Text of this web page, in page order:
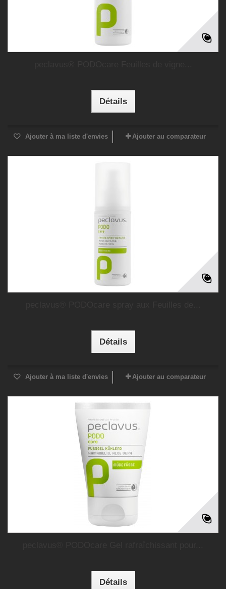
Détails
Ajouter à ma liste d'envies Ajouter au comparateur
Détails
Ajouter à ma liste d'envies Ajouter au comparateur
Détails